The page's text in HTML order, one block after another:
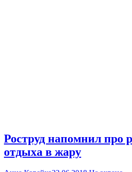
Роструд напомнил про
отдыха в жару